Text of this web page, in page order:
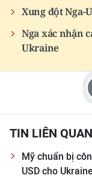
Media Y tế
Media Khoa
Media Môi
Infographic
TIN MỚI
Xung đột Nga-
Nga xác nhận
Ukraine
TIN LIÊN QUAN
Mỹ chuẩn bị
USD cho Ukraine